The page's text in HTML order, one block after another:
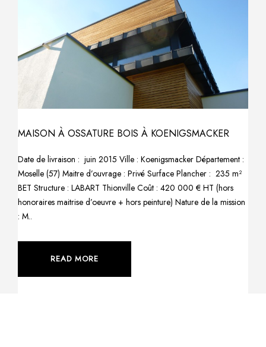
MAISON À OSSATURE BOIS À KOENIGSMACKER
Date de livraison : juin 2015 Ville : Koenigsmacker Département :
Moselle (57) Maitre d’ouvrage : Privé Surface Plancher : 235 m²
BET Structure : LABART Thionville Coût : 420 000 € HT (hors
honoraires maitrise d’oeuvre + hors peinture) Nature de la mission
: M..
READ MORE